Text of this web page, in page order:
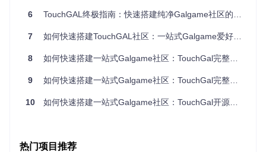
文件，配置以下关键参数：
REDIS_HOST和REDIS_PORT- Redis连接配置
邮件服务配置（用于用户注册验证）
S3存储配置（用于资源文件存储）
第三步：数据库初始化
6 TouchGAL终极指南：快速搭建纯净Galgame社区的完整教程
7 如何快速搭建TouchGAL社区：一站式Galgame爱好者的终极指南
8 如何快速搭建一站式Galgame社区：TouchGal完整部署指南
9 如何快速搭建一站式Galgame社区：TouchGal完整部署指南
10 如何快速搭建一站式Galgame社区：TouchGal开源项目完整指南
热门项目推荐